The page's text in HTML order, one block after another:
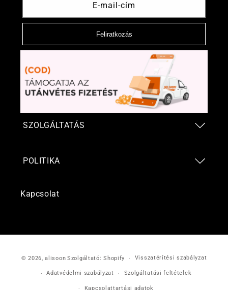
E-mail-cím
Feliratkozás
SZOLGÁLTATÁS
POLITIKA
Kapcsolat
módok
© 2026,alisoon Szolgáltató: Shopify Visszatérítési szabályzat
Adatvédelmi szabályzat Szolgáltatási feltételek
Kapcsolattartási adatok